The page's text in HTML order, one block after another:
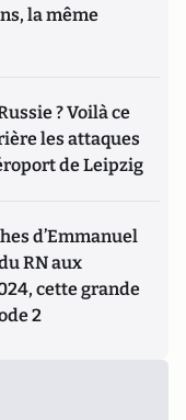
la même
? Voilà ce
les attaques
de Leipzig
d’Emmanuel
RN aux
cette grande
2